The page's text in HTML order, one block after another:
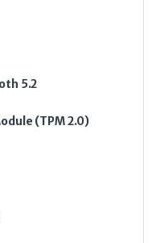
5.2
(TPM 2.0)